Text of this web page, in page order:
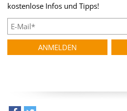
kostenlose Infos und Tipps!